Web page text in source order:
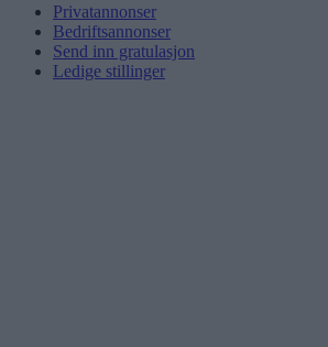
Privatannonser
Bedriftsannonser
Send inn gratulasjon
Ledige stillinger